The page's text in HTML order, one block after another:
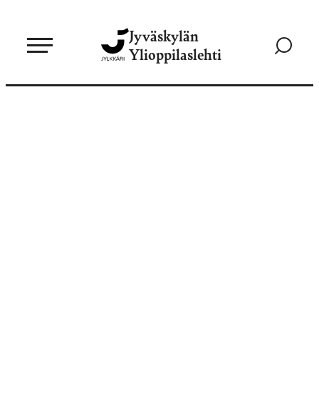
sisältöön
Jyväskylän
Ylioppilaslehti
Siirry